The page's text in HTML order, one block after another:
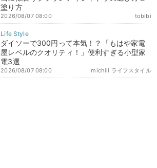
塗り方
tobibi
2026/08/07 08:00
ダイソーで300円って本気！？「もはや家電
屋レベルのクオリティ！」便利すぎる小型家
電3選
michill ライフスタイル
2026/08/07 08:00